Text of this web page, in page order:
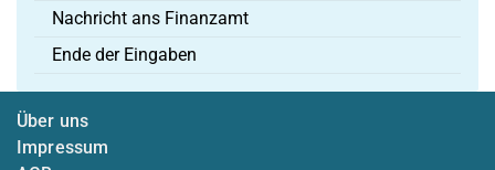
Nachricht ans Finanzamt
Ende der Eingaben
Über uns
Impressum